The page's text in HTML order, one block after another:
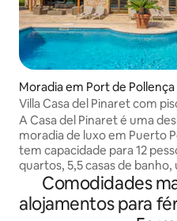
Moradia em Port de Pollença
Villa Casa del Pinaret com
privada.
A Casa del Pinaret é uma
moradia de luxo em Puerto
tem capacidade para 12
quartos, 5,5 casas de
jardim e área de terraço,
piscina privada que pode ser
(opcional), uma banheira de
Comodidades
alojamentos para